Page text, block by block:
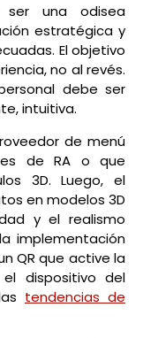
una odisea
estratégica y
El objetivo
no al revés.
debe ser
intuitiva.
de menú
de RA o que
3D. Luego, el
en modelos 3D
y el realismo
implementación
QR que active la
dispositivo del
tendencias de